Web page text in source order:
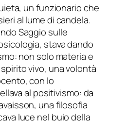
un funzionario che
al lume di candela.
Saggio sulle
stava dando
non solo materia e
vivo, una volontà
con lo
al positivismo: da
una filosofia
luce nel buio della